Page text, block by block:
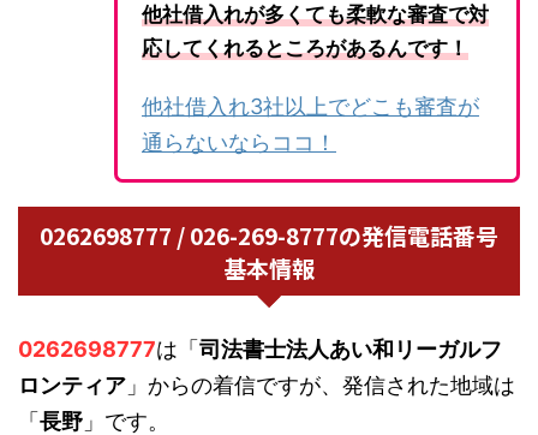
他社借入れが多くても柔軟な審査で対
応してくれるところがあるんです！
他社借入れ3社以上でどこも審査が
通らないならココ！
0262698777 / 026-269-8777の発信電話番号
基本情報
0262698777は「 司法書士法人あい和リーガルフ
ロンティア 」からの着信ですが、発信された地域は
「 長野 」です。